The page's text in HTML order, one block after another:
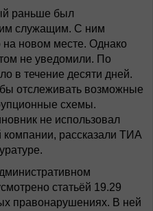
раньше был
служащим. С ним
на новом месте. Однако
не уведомили. По
в течение десяти дней.
отслеживать возможные
схемы.
не использовал
компании, рассказали ТИА
статьёй 19.29
правонарушениях. В ней